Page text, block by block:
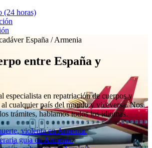
(24 horas)
España /Armenia
entre España y
especialista en repatriación de cuerpos y
al cualquier país del mundo y viceversa. Nos
trámites, hablamos todos los idiomas.
violenta en Armenia.
guía en Armenia.